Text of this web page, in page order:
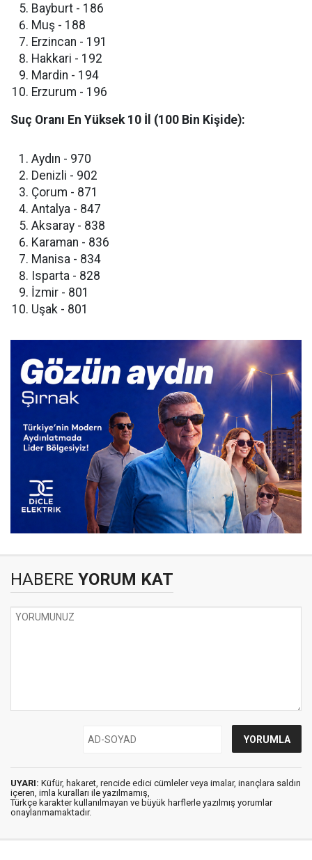
​Bayburt - 186
​Muş - 188
​Erzincan - 191
​Hakkari - 192
​Mardin - 194
​Erzurum - 196
Suç Oranı En Yüksek 10 İl (100 Bin Kişide):
​Aydın - 970
​Denizli - 902
​Çorum - 871
​Antalya - 847
​Aksaray - 838
​Karaman - 836
​Manisa - 834
​Isparta - 828
​İzmir - 801
​Uşak - 801
HABERE YORUM KAT
UYARI: Küfür, hakaret, rencide edici cümleler veya imalar, inançlara saldırı
içeren, imla kuralları ile yazılmamış,
Türkçe karakter kullanılmayan ve büyük harflerle yazılmış yorumlar
onaylanmamaktadır.